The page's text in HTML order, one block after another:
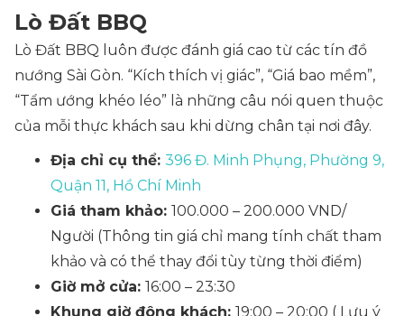
Lò Đất BBQ
Lò Đất BBQ luôn được đánh giá cao từ các tín đồ
nướng Sài Gòn. “Kích thích vị giác”, “Giá bao mềm”,
“Tẩm ướng khéo léo” là những câu nói quen thuộc
của mỗi thực khách sau khi dừng chân tại nơi đây.
Địa chỉ cụ thể: 396 Đ. Minh Phụng, Phường 9,
Quận 11, Hồ Chí Minh
Giá tham khảo: 100.000 – 200.000 VND/
Người (Thông tin giá chỉ mang tính chất tham
khảo và có thể thay đổi tùy từng thời điểm)
Giờ mở cửa: 16:00 – 23:30
Khung giờ đông khách: 19:00 – 20:00 ( Lưu ý